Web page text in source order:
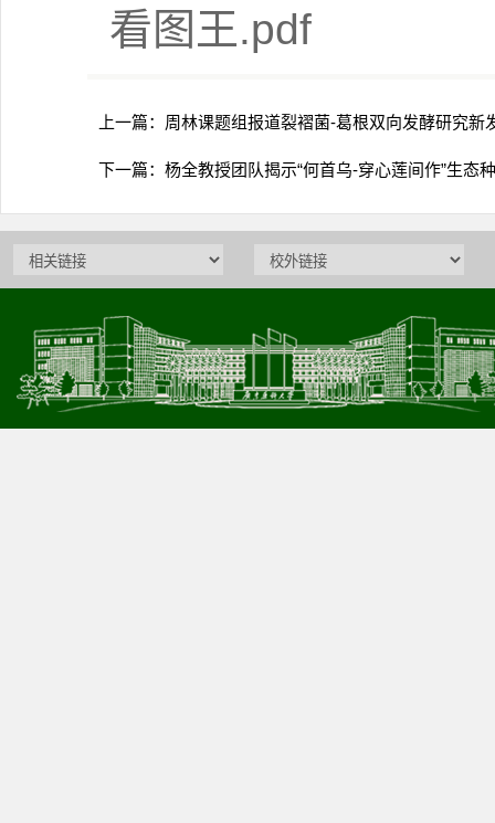
看图王.pdf
上一篇： 周林课题组报道裂褶菌-葛根双向发酵研究新
下一篇： 杨全教授团队揭示“何首乌-穿心莲间作”生态